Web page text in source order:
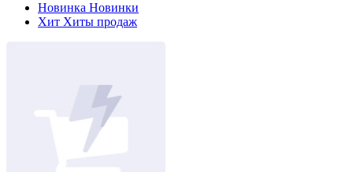
Новинка Новинки
Хит Хиты продаж